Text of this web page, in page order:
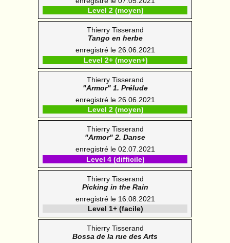
Level 2 (moyen)
Thierry Tisserand
Tango en herbe
enregistré le 26.06.2021
Level 2+ (moyen+)
Thierry Tisserand
"Armor" 1. Prélude
enregistré le 26.06.2021
Level 2 (moyen)
Thierry Tisserand
"Armor" 2. Danse
enregistré le 02.07.2021
Level 4 (difficile)
Thierry Tisserand
Picking in the Rain
enregistré le 16.08.2021
Level 1+ (facile)
Thierry Tisserand
Bossa de la rue des Arts